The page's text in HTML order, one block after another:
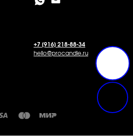
+7 [916] 218-88-34
hello@procandle.ru